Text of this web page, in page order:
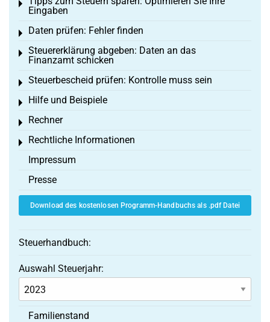
Eingaben
Toggle menu
Daten prüfen: Fehler finden
Toggle menu
Steuererklärung abgeben: Daten an das
Finanzamt schicken
Toggle menu
Steuerbescheid prüfen: Kontrolle muss sein
Toggle menu
Hilfe und Beispiele
Toggle menu
Rechner
Toggle menu
Rechtliche Informationen
Toggle menu
Impressum
Presse
Download des kostenlosen Programm-Handbuchs als .pdf Datei
Steuerhandbuch:
Auswahl Steuerjahr:
Familienstand